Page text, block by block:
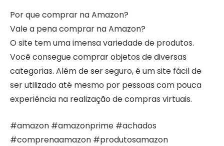
Por que comprar na Amazon?
Vale a pena comprar na Amazon?
O site tem uma imensa variedade de produtos.
Você consegue comprar objetos de diversas
categorias. Além de ser seguro, é um site fácil de
ser utilizado até mesmo por pessoas com pouca
experiência na realização de compras virtuais.
#amazon #amazonprime #achados
#comprenaamazon #produtosamazon